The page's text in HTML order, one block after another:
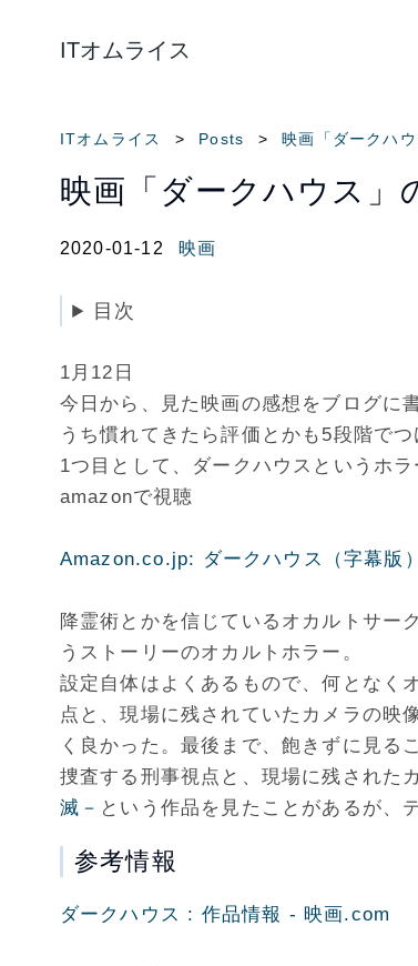
ITオムライス
ITオムライス Posts 映画「ダークハ
映画「ダークハウス」
2020-01-12 映画
目次
1月12日
今日から、見た映画の感想をブログに
うち慣れてきたら評価とかも5段階でつ
1つ目として、ダークハウスというホラ
amazonで視聴
Amazon.co.jp: ダークハウス（字幕版
降霊術とかを信じているオカルトサー
うストーリーのオカルトホラー。
設定自体はよくあるもので、何となく
点と、現場に残されていたカメラの映
く良かった。最後まで、飽きずに見る
捜査する刑事視点と、現場に残された
滅－ という作品を見たことがあるが、
参考情報
ダークハウス : 作品情報 - 映画.com